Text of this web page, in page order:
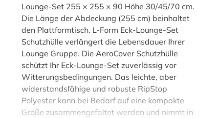
Lounge-Set 255 × 255 × 90 Höhe 30/45/70 cm.
Die Länge der Abdeckung (255 cm) beinhaltet
den Plattformtisch. L-Form Eck-Lounge-Set
Schutzhülle verlängert die Lebensdauer Ihrer
Lounge Gruppe. Die AeroCover Schutzhülle
schützt Ihr Eck-Lounge-Set zuverlässig vor
Witterungsbedingungen. Das leichte, aber
widerstandsfähige und robuste RipStop
Polyester kann bei Bedarf auf eine kompakte
Größe zusammengefaltet werden und nimmt in